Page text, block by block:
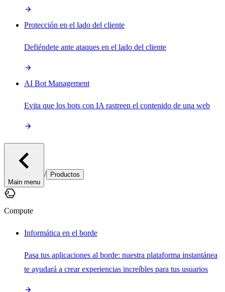
Protección en el lado del cliente
Defiéndete ante ataques en el lado del cliente
AI Bot Management
Evita que los bots con IA rastreen el contenido de una web
Main menu
/ Productos
Compute
Informática en el borde
Pasa tus aplicaciones al borde: nuestra plataforma instantánea
te ayudará a crear experiencias increíbles para tus usuarios